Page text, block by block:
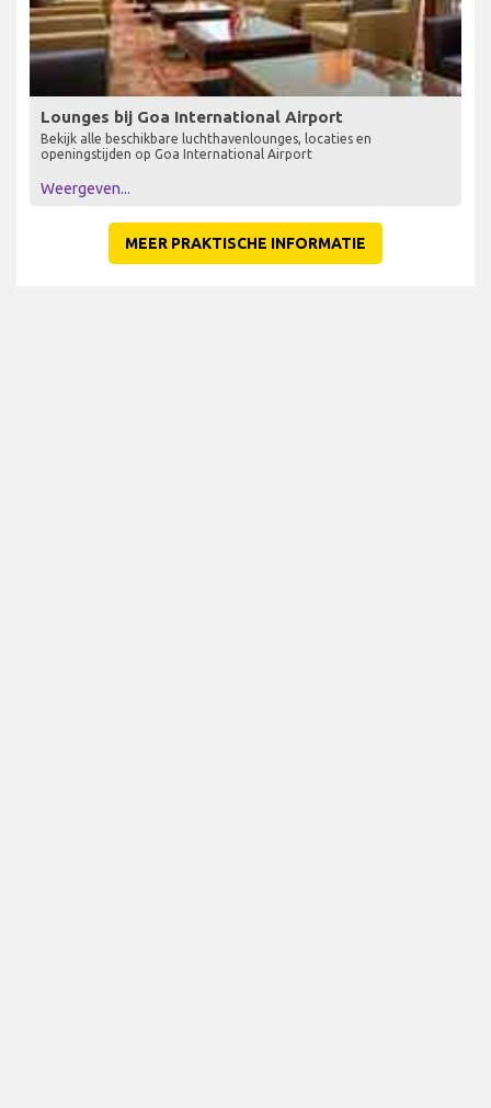
Lounges bij Goa International Airport
Bekijk alle beschikbare luchthavenlounges, locaties en
openingstijden op Goa International Airport
Weergeven...
MEER PRAKTISCHE INFORMATIE